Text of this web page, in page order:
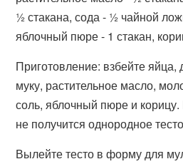
½ стакана, сода - ½ чайной
яблочный пюре - 1 стакан,
Приготовление: взбейте яйца,
муку, растительное масло,
соль, яблочный пюре и
не получится однородное
Вылейте тесто в форму для